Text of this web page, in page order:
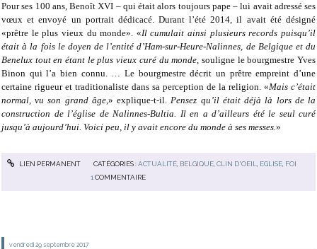
Pour ses 100 ans, Benoît XVI – qui était alors toujours pape – lui avait adressé ses
vœux et envoyé un portrait dédicacé. Durant l’été 2014, il avait été désigné
«prêtre le plus vieux du monde». «Il cumulait ainsi plusieurs records puisqu’il
était à la fois le doyen de l’entité d’Ham-sur-Heure-Nalinnes, de Belgique et du
Benelux tout en étant le plus vieux curé du monde, souligne le bourgmestre Yves
Binon qui l’a bien connu. … Le bourgmestre décrit un prêtre empreint d’une
certaine rigueur et traditionaliste dans sa perception de la religion. «Mais c’était
normal, vu son grand âge,» explique-t-il.Pensez qu’il était déjà là lors de la
construction de l’église de Nalinnes-Bultia. Il en a d’ailleurs été le seul curé
jusqu’à aujourd’hui. Voici peu, il y avait encore du monde à ses messes.»
LIEN PERMANENT CATÉGORIES :ACTUALITÉ, BELGIQUE, CLIN D'OEIL EGLISE, FOI
1 COMMENTAIRE
vendredi 29 septembre 2017